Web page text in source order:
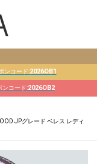
ンコード:2026OB1
ンコード:2026OB2
JPグレード ベレス レディ